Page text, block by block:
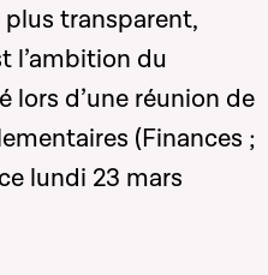
plus transparent,
l’ambition du
lors d’une réunion de
(Finances ;
lundi 23 mars